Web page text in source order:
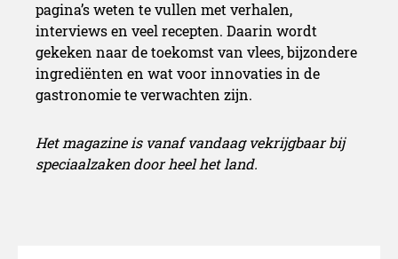
pagina’s weten te vullen met verhalen,
interviews en veel recepten. Daarin wordt
gekeken naar de toekomst van vlees, bijzondere
ingrediënten en wat voor innovaties in de
gastronomie te verwachten zijn.
Het magazine is vanaf vandaag vekrijgbaar bij
speciaalzaken door heel het land.